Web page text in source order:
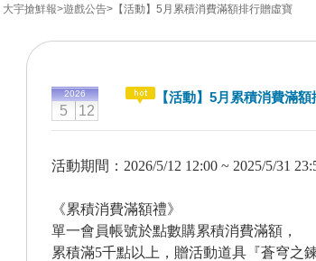
大宇搶鮮報>遊戲公告>【活動】5月累積消費滿額排行贈虛寶
2026
5 12
【活動】5月累積消費滿
活動期間：2026/5/12 12:00 ~ 2025/5/31
《累積消費滿額禮》
單一會員帳號於點數購累積消費滿額，
累積滿5千點以上，贈活動道具『蒼穹之